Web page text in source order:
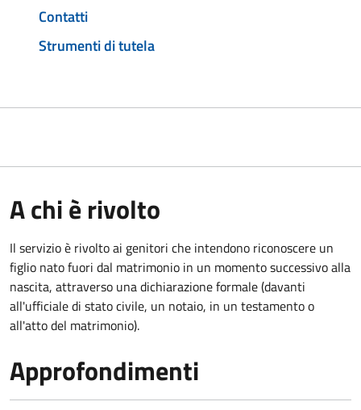
Contatti
Strumenti di tutela
A chi è rivolto
Il servizio è rivolto ai genitori che intendono riconoscere un
figlio nato fuori dal matrimonio in un momento successivo alla
nascita, attraverso una dichiarazione formale (davanti
all'ufficiale di stato civile, un notaio, in un testamento o
all'atto del matrimonio).
Approfondimenti